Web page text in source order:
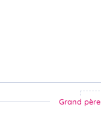
Grand père